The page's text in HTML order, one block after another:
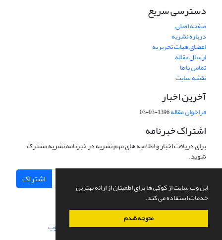
این وب سایت از کوکی ها برای اطمینان از ارائه بهترین
خدمات استفاده می کند.
متوجه شدم
دسترسی سریع
صفحه اصلی
درباره نشریه
اعضای هیات تحریریه
ارسال مقاله
تماس با ما
نقشه سایت
آخرین اخبار
فراخوان مقاله1396-03-03
اشتراک خبرنامه
برای دریافت اخبار و اطلاعیه های مهم نشریه در خبرنامه نشریه مشترک
شوید.
اشتراک
سامانه مدیریت نشریات علمی.طراحی و پیاده سازی از سیناوب